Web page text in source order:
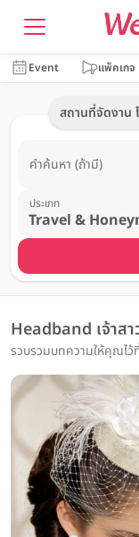
Event แพ็คเกจ
สถานที่จัดงาน
คำค้นหา (ถ้ามี)
ประเภท
Headband เจ้าสา
รวบรวมบทความให้คุณไว้